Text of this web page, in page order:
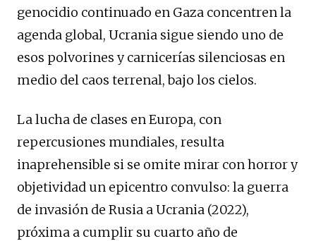
genocidio continuado en Gaza concentren la
agenda global, Ucrania sigue siendo uno de
esos polvorines y carnicerías silenciosas en
medio del caos terrenal, bajo los cielos.
La lucha de clases en Europa, con
repercusiones mundiales, resulta
inaprehensible si se omite mirar con horror y
objetividad un epicentro convulso: la guerra
de invasión de Rusia a Ucrania (2022),
próxima a cumplir su cuarto año de